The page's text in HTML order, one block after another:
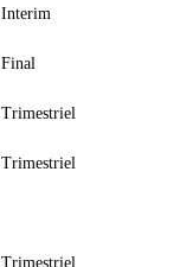
Interim
Final
Trimestriel
Trimestriel
Trimestriel